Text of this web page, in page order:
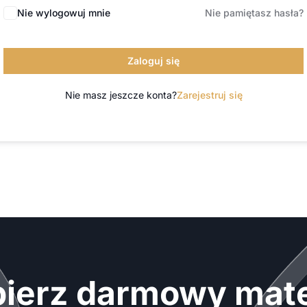
Nie wylogowuj mnie Nie pamiętasz hasła?
Zaloguj się
Nie masz jeszcze konta?Zarejestruj się
darmowy